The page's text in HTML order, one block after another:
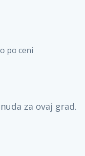
po ceni
za ovaj grad.